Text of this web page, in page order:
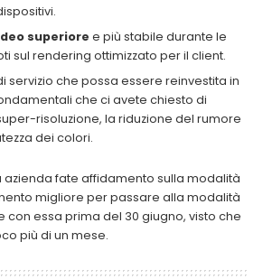
superiore e più stabile durante le
sul rendering ottimizzato per il client.
servizio che possa essere reinvestita in
che ci avete chiesto di
risoluzione, la riduzione del rumore
dei colori.
azienda fate affidamento sulla modalità
migliore per passare alla modalità
con essa prima del 30 giugno, visto che
più di un mese.